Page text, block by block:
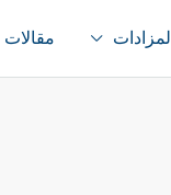
المزادات مقالات